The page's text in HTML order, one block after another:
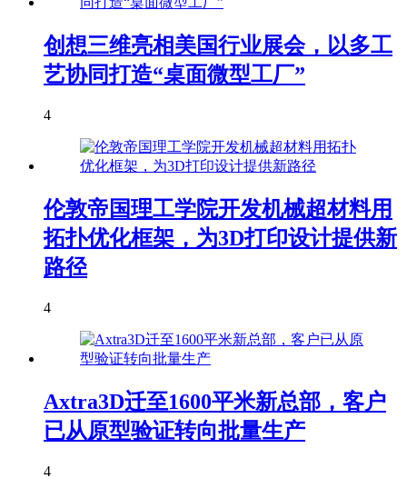
创想三维亮相美国行业展会，以多工
艺协同打造“桌面微型工厂”
4
伦敦帝国理工学院开发机械超材料用
拓扑优化框架，为3D打印设计提供新
路径
4
Axtra3D迁至1600平米新总部，客户
已从原型验证转向批量生产
4